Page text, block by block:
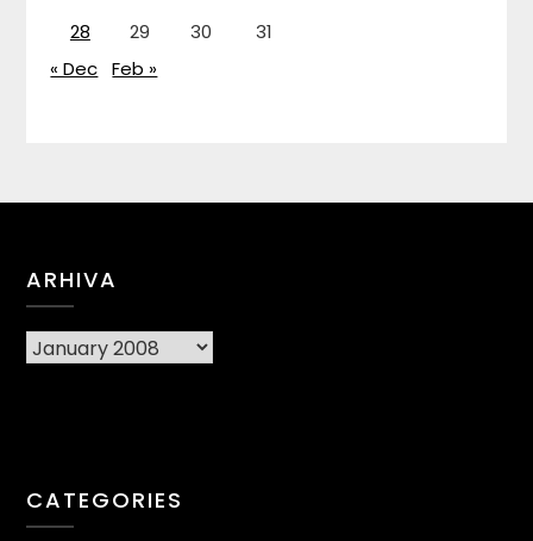
28
29 30
31
« Dec Feb »
ARHIVA
Arhiva
CATEGORIES